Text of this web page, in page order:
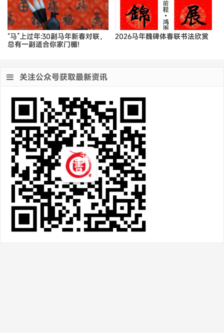
“马”上过年:30副马年新春对联，
总有一副适合你家门楣!
2026马年魏碑体春联书法欣赏
关注公众号获取最新资讯